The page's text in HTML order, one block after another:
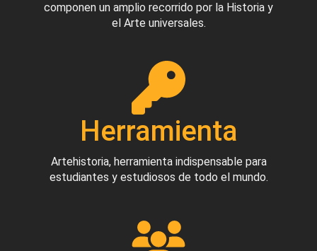
componen un amplio recorrido por la Historia y
el Arte universales.
Herramienta
Artehistoria, herramienta indispensable para
estudiantes y estudiosos de todo el mundo.